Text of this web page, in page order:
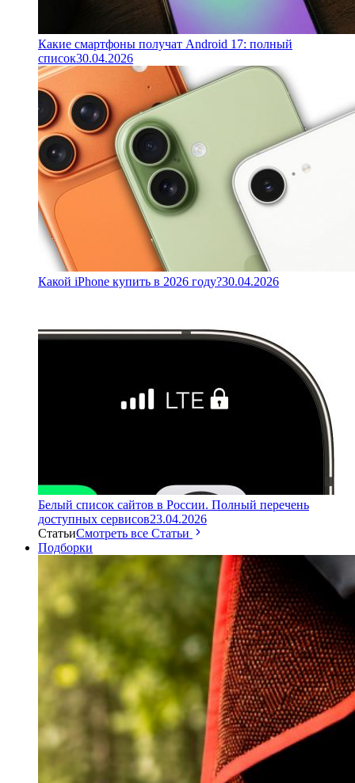
Какие смартфоны получат Android 17: полный
список30.04.2026
Какой iPhone купить в 2026 году?30.04.2026
Белый список сайтов в России. Полный перечень
доступных сервисов23.04.2026
СтатьиСмотреть все Статьи
Подборки